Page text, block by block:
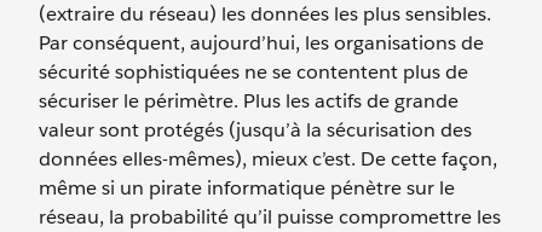
(extraire du réseau) les données les plus sensibles.
Par conséquent, aujourd’hui, les organisations de
sécurité sophistiquées ne se contentent plus de
sécuriser le périmètre. Plus les actifs de grande
valeur sont protégés (jusqu’à la sécurisation des
données elles-mêmes), mieux c’est. De cette façon,
même si un pirate informatique pénètre sur le
réseau, la probabilité qu’il puisse compromettre les